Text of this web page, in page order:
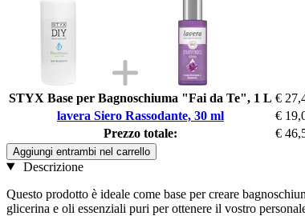
STYX Base per Bagnoschiuma "Fai da Te", 1 L €
lavera Siero Rassodante, 30 ml
€
Prezzo totale:
€
Aggiungi entrambi nel carrello
Descrizione
Questo prodotto è ideale come base per creare
glicerina e oli essenziali puri per ottenere il vostro